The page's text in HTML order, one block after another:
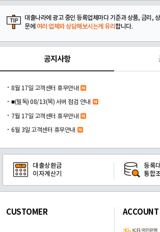
대출나라에 광고 중인 등록업체마다 기준과 상품, 금리,
문에 여러 업체와 상담해보시는게 유리합니다.
공지사항
8월 17일 고객센터 휴무안내
■(필독) 08/13(목) 서버 점검 안내
7월 17일 고객센터 휴무안내
6월 3일 고객센터 휴무안내
대출상환금
이자계산기
등록
통합
CUSTOMER ACCOUNT